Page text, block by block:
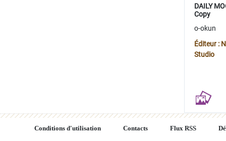
DAILY
Copy
o-okun
Éditeur :
Studio
Conditions d'utilisation Contacts Flux RSS